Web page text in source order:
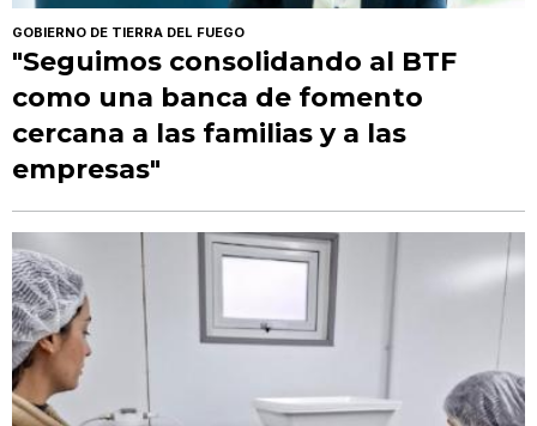
GOBIERNO DE TIERRA DEL FUEGO
"Seguimos consolidando al BTF
como una banca de fomento
cercana a las familias y a las
empresas"